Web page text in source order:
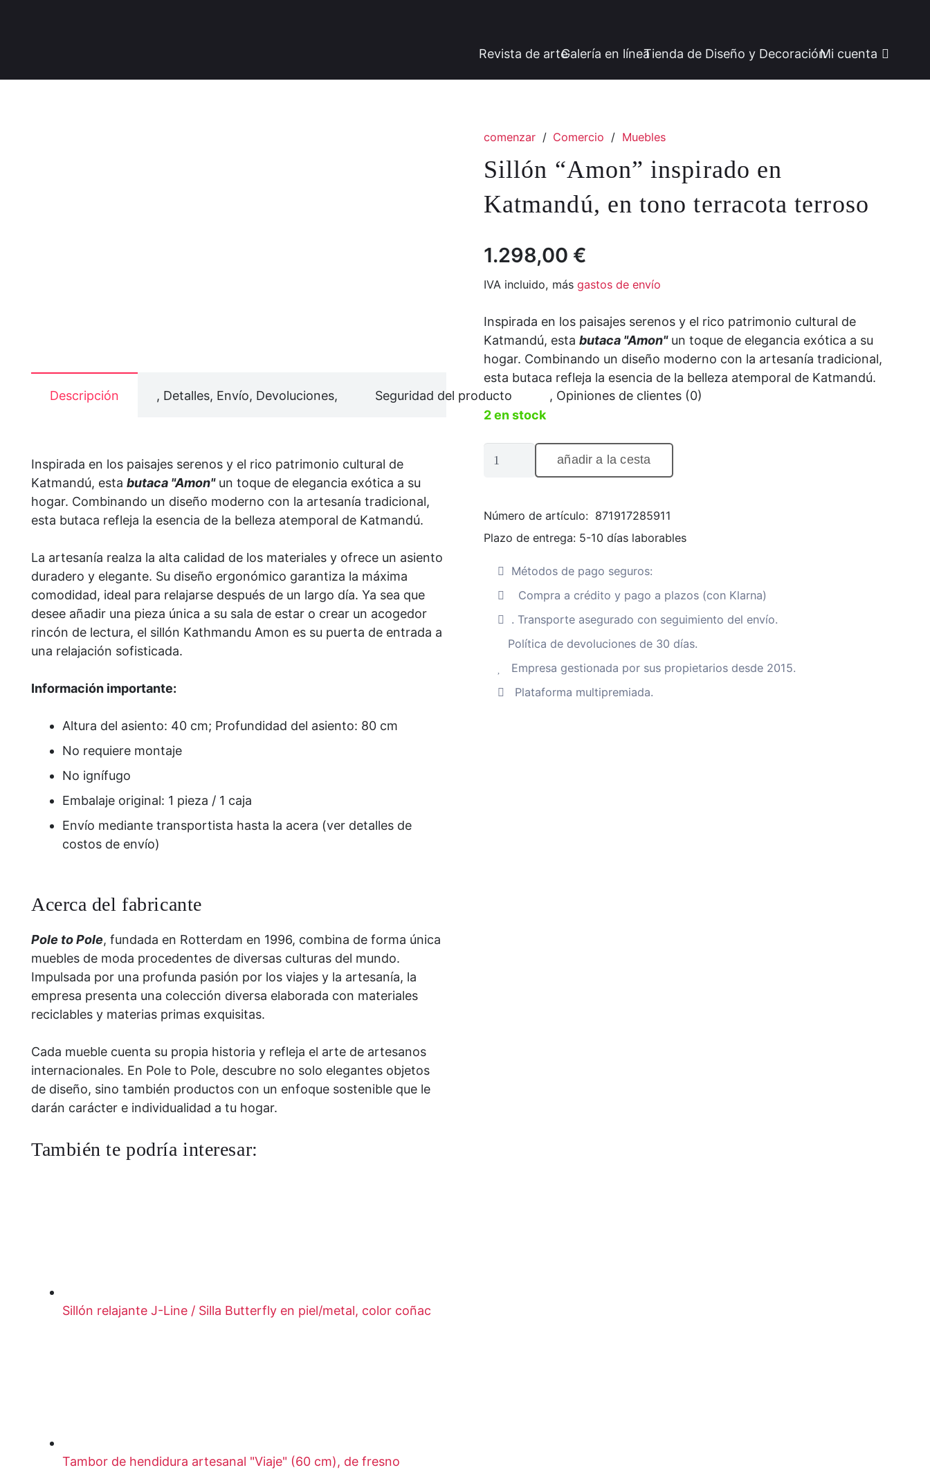
Revista de arteGalería en líneaTienda de Diseño y DecoraciónMi cuenta
Descripción , Detalles, Envío, Devoluciones, Seguridad del producto , Opiniones de clientes (0)
Inspirada en los paisajes serenos y el rico patrimonio cultural de
Katmandú, esta butaca "Amon"un toque de elegancia exótica a su
hogar. Combinando un diseño moderno con la artesanía tradicional,
esta butaca refleja la esencia de la belleza atemporal de Katmandú.
La artesanía realza la alta calidad de los materiales y ofrece un asiento
duradero y elegante. Su diseño ergonómico garantiza la máxima
comodidad, ideal para relajarse después de un largo día. Ya sea que
desee añadir una pieza única a su sala de estar o crear un acogedor
rincón de lectura, el sillón Kathmandu Amon es su puerta de entrada a
una relajación sofisticada.
Información importante:
Altura del asiento: 40 cm; Profundidad del asiento: 80 cm
No requiere montaje
No ignífugo
Embalaje original: 1 pieza / 1 caja
Envío mediante transportista hasta la acera (ver detalles de
costos de envío)
Acerca del fabricante
Pole to Pole, fundada en Rotterdam en 1996, combina de forma única
muebles de moda procedentes de diversas culturas del mundo.
Impulsada por una profunda pasión por los viajes y la artesanía, la
empresa presenta una colección diversa elaborada con materiales
reciclables y materias primas exquisitas.
Cada mueble cuenta su propia historia y refleja el arte de artesanos
internacionales. En Pole to Pole, descubre no solo elegantes objetos
de diseño, sino también productos con un enfoque sostenible que le
darán carácter e individualidad a tu hogar.
También te podría interesar:
Sillón relajante J-Line / Silla Butterfly en piel/metal, color coñac
Tambor de hendidura artesanal "Viaje" (60 cm), de fresno
comenzar / Comercio / Muebles
Sillón “Amon” inspirado en
Katmandú, en tono terracota terroso
1.298,00 €
IVA incluido, más gastos de envío
Inspirada en los paisajes serenos y el rico patrimonio cultural de
Katmandú, esta butaca "Amon"un toque de elegancia exótica a su
hogar. Combinando un diseño moderno con la artesanía tradicional,
esta butaca refleja la esencia de la belleza atemporal de Katmandú.
2 en stock
inspiración
en
tonos
Cantidad
añadir a la cesta
Número de artículo: 871917285911
Plazo de entrega: 5-10 días laborables
Métodos de pago seguros:
Compra a crédito y pago a plazos (con Klarna)
. Transporte asegurado con seguimiento del envío.
Política de devoluciones de 30 días.
Empresa gestionada por sus propietarios desde 2015.
Plataforma multipremiada.